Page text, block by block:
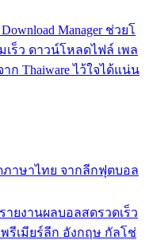
Manager ช่วยโ
เร็ว ดาวน์โหลดไฟล์ เพล
ก Thaiware ไว้ใจได้แน่น
ภาษาไทย จากลีกฟุตบอล
ายงานผลบอลสดรวดเร็ว
รีเมียร์ลีก อังกฤษ กัลโช่